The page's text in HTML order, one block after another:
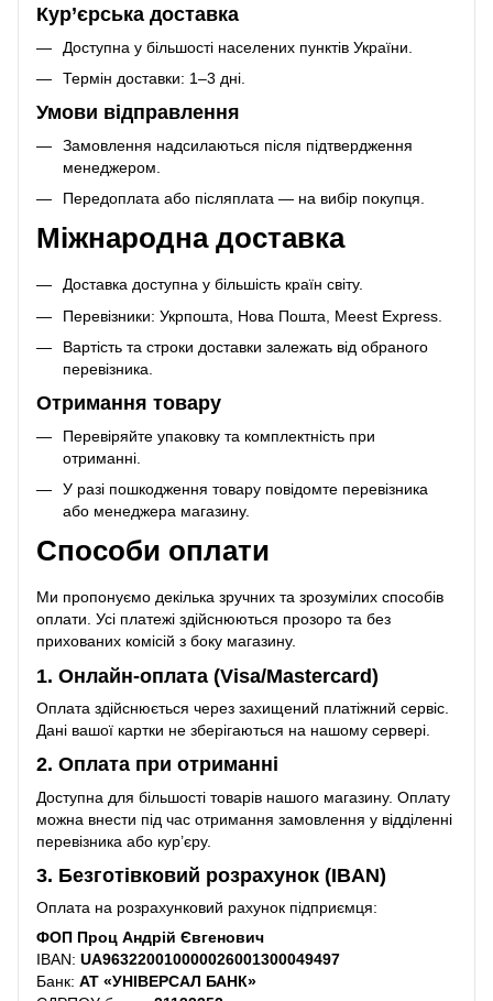
Кур’єрська доставка
Доступна у більшості населених пунктів України.
Термін доставки: 1–3 дні.
Умови відправлення
Замовлення надсилаються після підтвердження
менеджером.
Передоплата або післяплата — на вибір покупця.
Міжнародна доставка
Доставка доступна у більшість країн світу.
Перевізники: Укрпошта, Нова Пошта, Meest Express.
Вартість та строки доставки залежать від обраного
перевізника.
Отримання товару
Перевіряйте упаковку та комплектність при
отриманні.
У разі пошкодження товару повідомте перевізника
або менеджера магазину.
Способи оплати
Ми пропонуємо декілька зручних та зрозумілих способів
оплати. Усі платежі здійснюються прозоро та без
прихованих комісій з боку магазину.
1. Онлайн-оплата (Visa/Mastercard)
Оплата здійснюється через захищений платіжний сервіс.
Дані вашої картки не зберігаються на нашому сервері.
2. Оплата при отриманні
Доступна для більшості товарів нашого магазину. Оплату
можна внести під час отримання замовлення у відділенні
перевізника або кур’єру.
3. Безготівковий розрахунок (IBAN)
Оплата на розрахунковий рахунок підприємця:
ФОП Проц Андрій Євгенович
IBAN: UA963220010000026001300049497
Банк: АТ «УНІВЕРСАЛ БАНК»